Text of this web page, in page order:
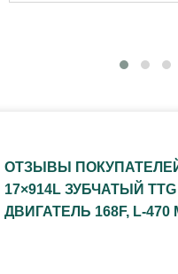
ОТЗЫВЫ
17×914L ЗУБЧАТЫЙ
ДВИГАТЕЛЬ 168F, L-470